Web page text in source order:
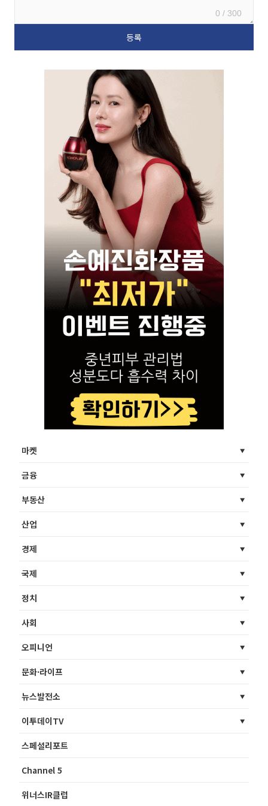
0 / 300
마켓
금융
부동산
산업
경제
국제
정치
사회
오피니언
문화·라이프
뉴스발전소
이투데이TV
스페셜리포트
Channel 5
위너스IR클럽